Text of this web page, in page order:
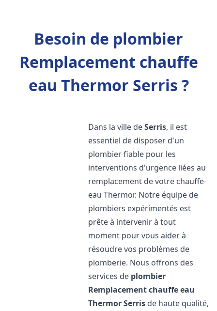
Besoin de plombier
Remplacement chauffe
eau Thermor Serris ?
Dans la ville deSerris, il est
essentiel de disposer d'un
plombier fiable pour les
interventions d'urgence liées au
remplacement de votre chauffe-
eau Thermor. Notre équipe de
plombiers expérimentés est
prête à intervenir à tout
moment pour vous aider à
résoudre vos problèmes de
plomberie. Nous offrons des
services de plombier
Remplacement chauffe eau
ThermorSerris de haute qualité,